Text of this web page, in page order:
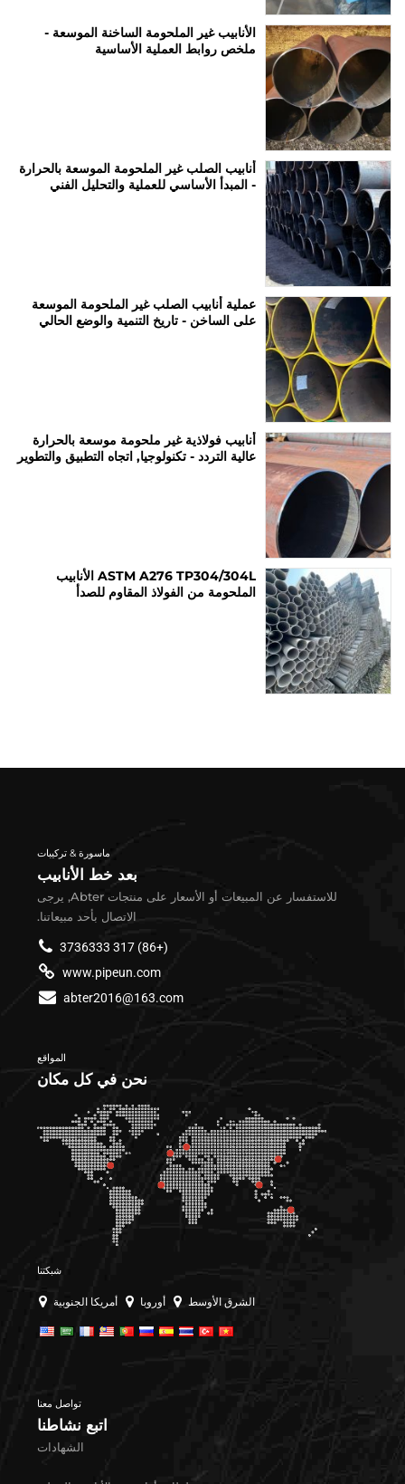
الأنابيب غير الملحومة الساخنة الموسعة -
ملخص روابط العملية الأساسية
أنابيب الصلب غير الملحومة الموسعة بالحرارة
- المبدأ الأساسي للعملية والتحليل الفني
عملية أنابيب الصلب غير الملحومة الموسعة
على الساخن - تاريخ التنمية والوضع الحالي
أنابيب فولاذية غير ملحومة موسعة بالحرارة
عالية التردد - تكنولوجيا, اتجاه التطبيق والتطوير
ASTM A276 TP304/304L الأنابيب
الملحومة من الفولاذ المقاوم للصدأ
ماسورة & تركيبات
بعد خط الأنابيب
للاستفسار عن المبيعات أو الأسعار على منتجات Abter, يرجى
الاتصال بأحد مبيعاتنا.
(+86) 317 3736333
www.pipeun.com
abter2016@163.com
المواقع
نحن في كل مكان
شبكتنا
الشرق الأوسط أوروبا أمريكا الجنوبية
تواصل معنا
اتبع نشاطنا
الشهادات